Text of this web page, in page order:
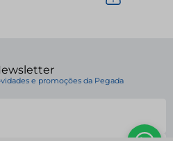
e promoções da Pegada